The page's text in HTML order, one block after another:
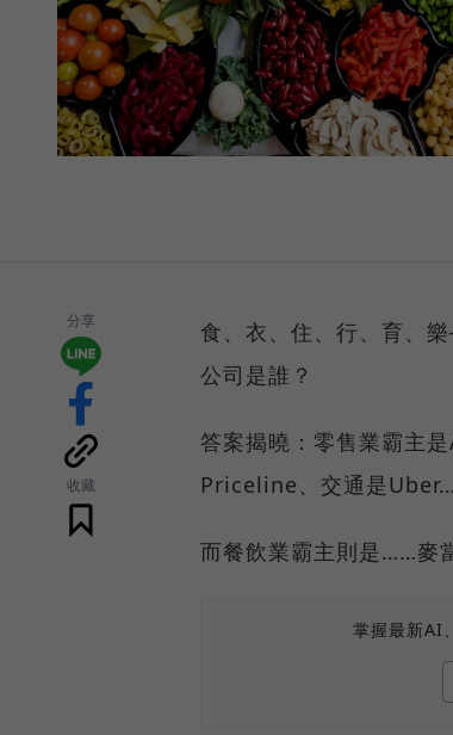
分享
收藏
食、衣、住、行、育、
公司是誰？
答案揭曉：零售業霸主
Priceline、交通是
而餐飲業霸主則是……麥
掌握最新AI